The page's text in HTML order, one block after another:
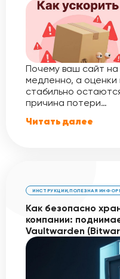
Почему ваш сайт
медленно, а оценки
стабильно
причина потери…
Читать далее
ИНСТРУКЦИИ,ПОЛЕЗНАЯ
Как безопасно
компании:
Vaultwarden